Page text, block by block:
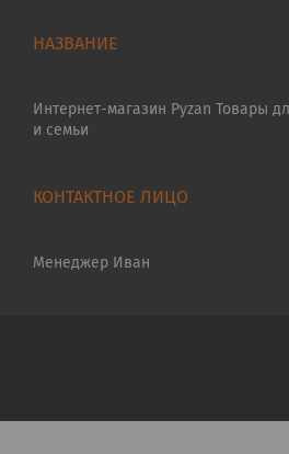
Интернет-магазин Pyzan Товары
и семьи
Менеджер Иван